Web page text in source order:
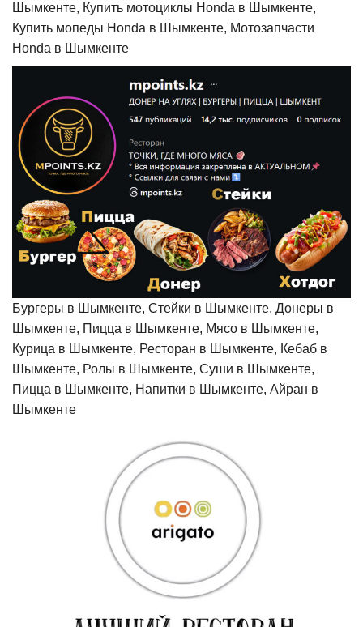
Шымкенте, Купить мотоциклы Honda в Шымкенте,
Купить мопеды Honda в Шымкенте, Мотозапчасти
Honda в Шымкенте
Бургеры в Шымкенте, Стейки в Шымкенте, Донеры в
Шымкенте, Пицца в Шымкенте, Мясо в Шымкенте,
Курица в Шымкенте, Ресторан в Шымкенте, Кебаб в
Шымкенте, Ролы в Шымкенте, Суши в Шымкенте,
Пицца в Шымкенте, Напитки в Шымкенте, Айран в
Шымкенте